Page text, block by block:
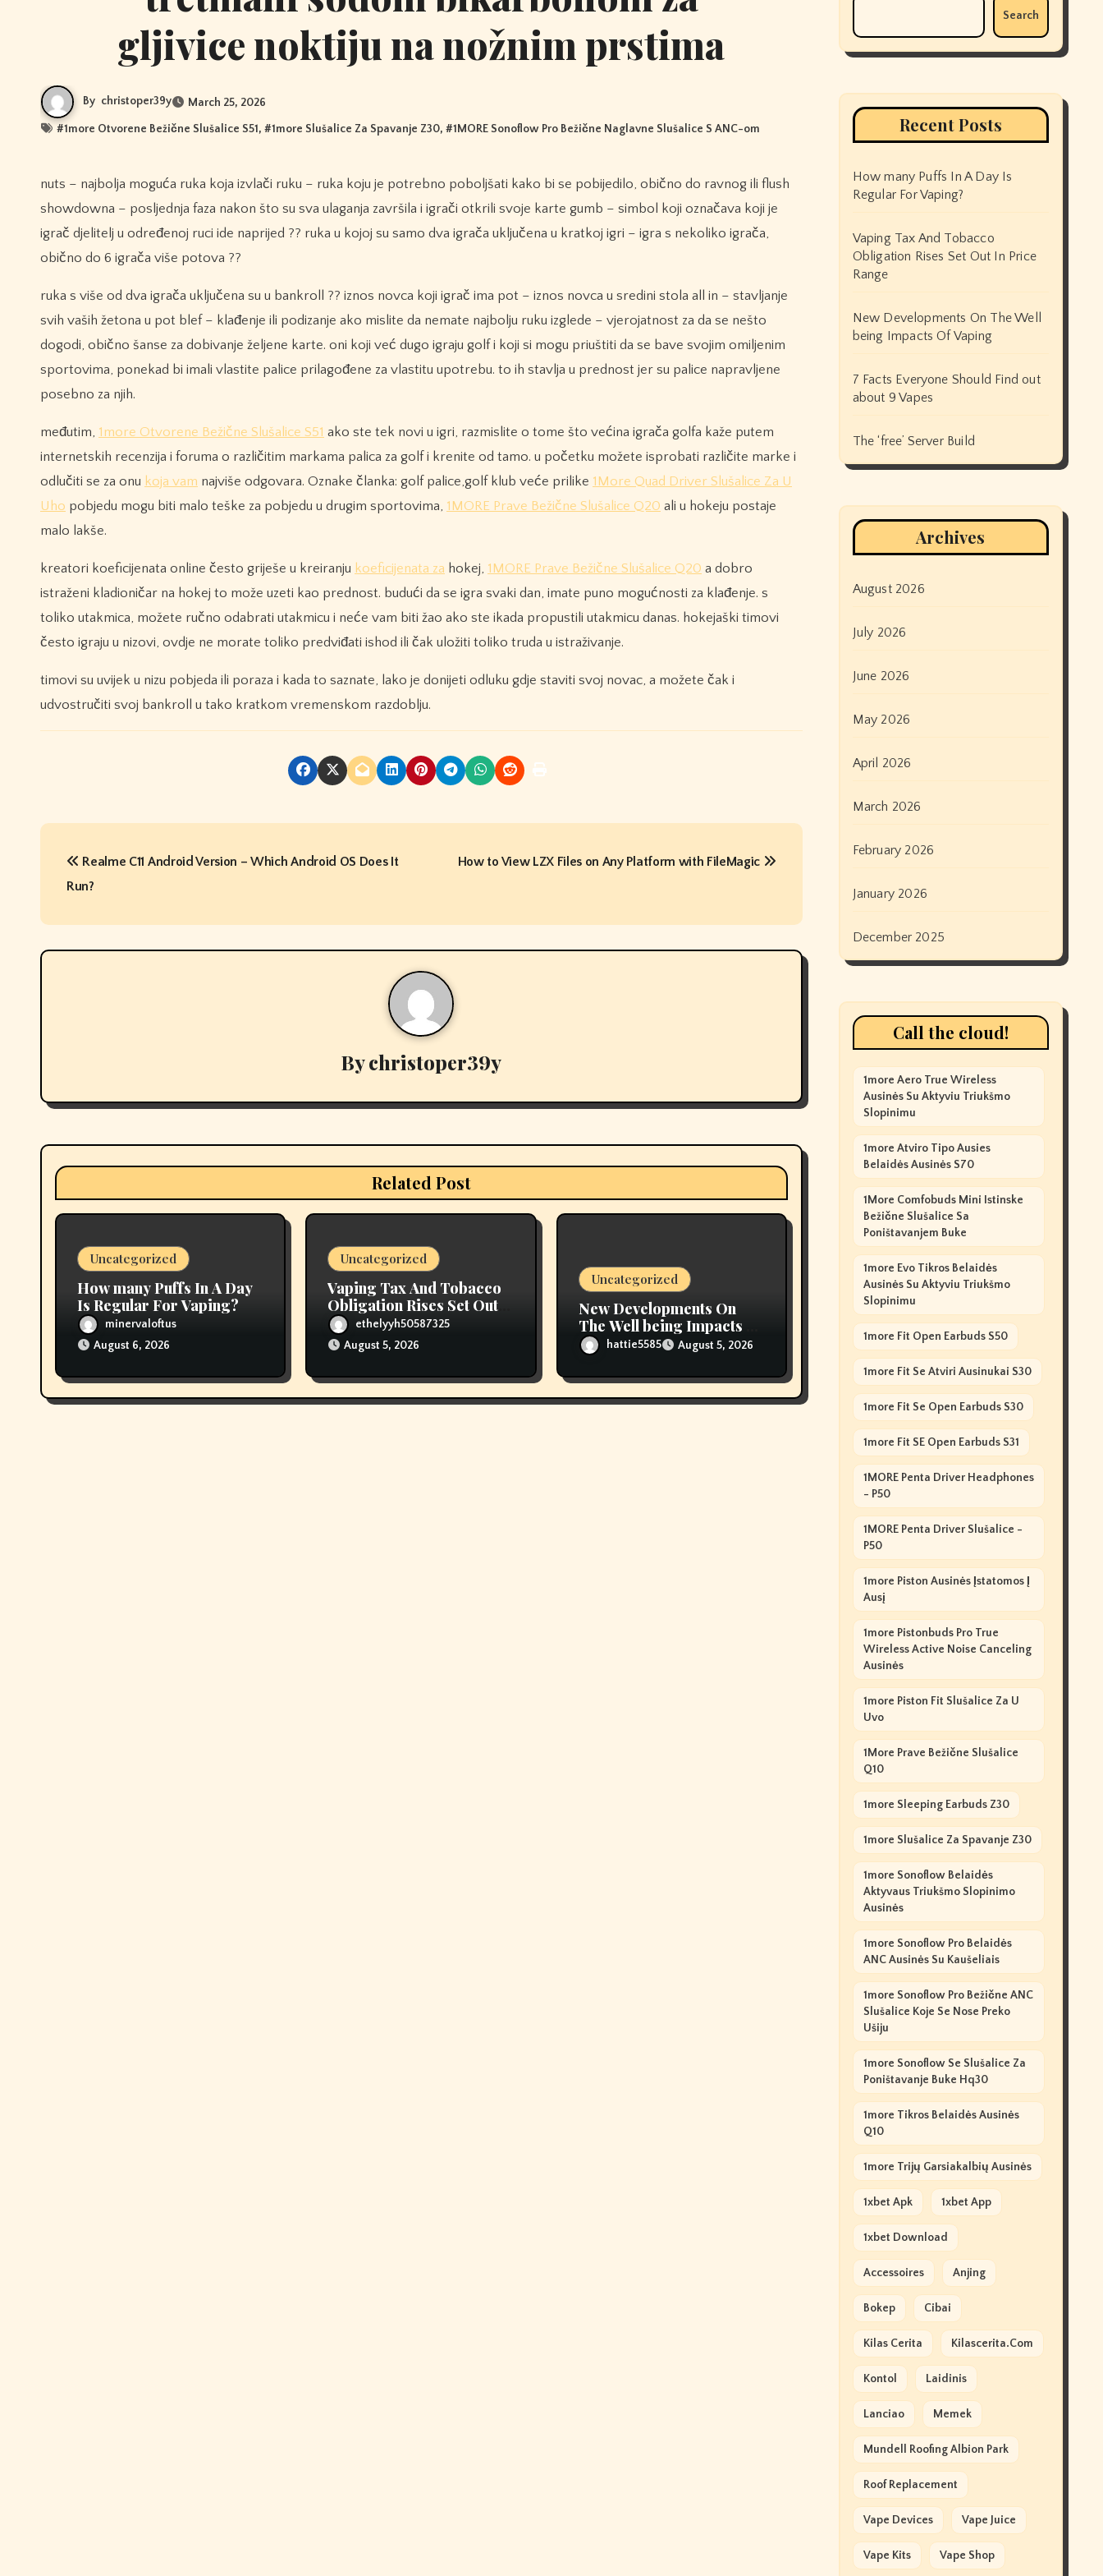
gljivice noktiju na nožnim prstima
By christoper39y March 25, 2026
#1more Otvorene Bežične Slušalice S51, #1more Slušalice Za Spavanje Z30, #1MORE Sonoflow Pro Bežične Naglavne Slušalice S ANC-om
nuts – najbolja moguća ruka koja izvlači ruku – ruka koju je potrebno poboljšati kako bi se pobijedilo, obično do ravnog ili flush
showdowna – posljednja faza nakon što su sva ulaganja završila i igrači otkrili svoje karte gumb – simbol koji označava koji je
igrač djelitelj u određenoj ruci ide naprijed ?? ruka u kojoj su samo dva igrača uključena u kratkoj igri – igra s nekoliko igrača,
obično do 6 igrača više potova ??
ruka s više od dva igrača uključena su u bankroll ?? iznos novca koji igrač ima pot – iznos novca u sredini stola all in – stavljanje
svih vaših žetona u pot blef – klađenje ili podizanje ako mislite da nemate najbolju ruku izglede – vjerojatnost za da se nešto
dogodi, obično šanse za dobivanje željene karte. oni koji već dugo igraju golf i koji si mogu priuštiti da se bave svojim omiljenim
sportovima, ponekad bi imali vlastite palice prilagođene za vlastitu upotrebu. to ih stavlja u prednost jer su palice napravljene
posebno za njih.
međutim, 1more Otvorene Bežične Slušalice S51 ako ste tek novi u igri, razmislite o tome što većina igrača golfa kaže putem
internetskih recenzija i foruma o različitim markama palica za golf i krenite od tamo. u početku možete isprobati različite marke i
odlučiti se za onu koja vam najviše odgovara. Oznake članka: golf palice,golf klub veće prilike 1More Quad Driver Slušalice Za U
Uho pobjedu mogu biti malo teške za pobjedu u drugim sportovima, 1MORE Prave Bežične Slušalice Q20 ali u hokeju postaje
malo lakše.
kreatori koeficijenata online često griješe u kreiranju koeficijenata za hokej, 1MORE Prave Bežične Slušalice Q20 a dobro
istraženi kladioničar na hokej to može uzeti kao prednost. budući da se igra svaki dan, imate puno mogućnosti za klađenje. s
toliko utakmica, možete ručno odabrati utakmicu i neće vam biti žao ako ste ikada propustili utakmicu danas. hokejaški timovi
često igraju u nizovi, ovdje ne morate toliko predviđati ishod ili čak uložiti toliko truda u istraživanje.
timovi su uvijek u nizu pobjeda ili poraza i kada to saznate, lako je donijeti odluku gdje staviti svoj novac, a možete čak i
udvostručiti svoj bankroll u tako kratkom vremenskom razdoblju.
P
t
g
a
Realme C11 Android Version – Which Android OS Does It
Run?
How to View LZX Files on Any Platform with FileMagic
Bychristoper39y
Related Post
Uncategorized
How many Puffs In A Day
Is Regular For Vaping?
minervaloftus
August 6, 2026
Uncategorized
Vaping Tax And Tobacco
Obligation Rises Set Out
In Price Range
ethelyyh50587325
August 5, 2026
Uncategorized
New Developments On
The Well being Impacts Of
Vapinghattie5585 August 5, 2026
Search
Recent Posts
How many Puffs In A Day Is
Regular For Vaping?
Vaping Tax And Tobacco
Obligation Rises Set Out In Price
Range
New Developments On The Well
being Impacts Of Vaping
7 Facts Everyone Should Find out
about 9 Vapes
The ‘free’ Server Build
Archives
August 2026
July 2026
June 2026
May 2026
April 2026
March 2026
February 2026
January 2026
December 2025
Call the cloud!
1more Aero True Wireless
Ausinės Su Aktyviu Triukšmo
Slopinimu
1more Atviro Tipo Ausies
Belaidės Ausinės S70
1More Comfobuds Mini Istinske
Bežične Slušalice Sa
Poništavanjem Buke
1more Evo Tikros Belaidės
Ausinės Su Aktyviu Triukšmo
Slopinimu
1more Fit Open Earbuds S50
1more Fit Se Atviri Ausinukai S30
1more Fit Se Open Earbuds S30
1more Fit SE Open Earbuds S31
1MORE Penta Driver Headphones
- P50
1MORE Penta Driver Slušalice -
P50
1more Piston Ausinės Įstatomos Į
Ausį
1more Pistonbuds Pro True
Wireless Active Noise Canceling
Ausinės
1more Piston Fit Slušalice Za U
Uvo
1More Prave Bežične Slušalice
Q10
1more Sleeping Earbuds Z30
1more Slušalice Za Spavanje Z30
1more Sonoflow Belaidės
Aktyvaus Triukšmo Slopinimo
Ausinės
1more Sonoflow Pro Belaidės
ANC Ausinės Su Kaušeliais
1more Sonoflow Pro Bežične ANC
Slušalice Koje Se Nose Preko
Ušiju
1more Sonoflow Se Slušalice Za
Poništavanje Buke Hq30
1more Tikros Belaidės Ausinės
Q10
1more Trijų Garsiakalbių Ausinės
1xbet Apk 1xbet App
1xbet Download
Accessoires Anjing
Bokep Cibai
Kilas Cerita Kilascerita.com
Kontol Laidinis
Lanciao Memek
Mundell Roofing Albion Park
Roof Replacement
Vape Devices Vape Juice
Vape Kits Vape Shop